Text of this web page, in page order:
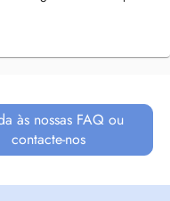
às nossas FAQ ou
contacte-nos